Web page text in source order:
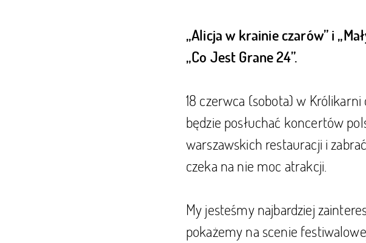
„Alicja w krainie czarów” i
„Co Jest Grane 24”.
18 czerwca (sobota) w Królikarni
będzie posłuchać koncertów
warszawskich restauracji i
czeka na nie moc atrakcji.
My jesteśmy najbardziej
pokażemy na scenie